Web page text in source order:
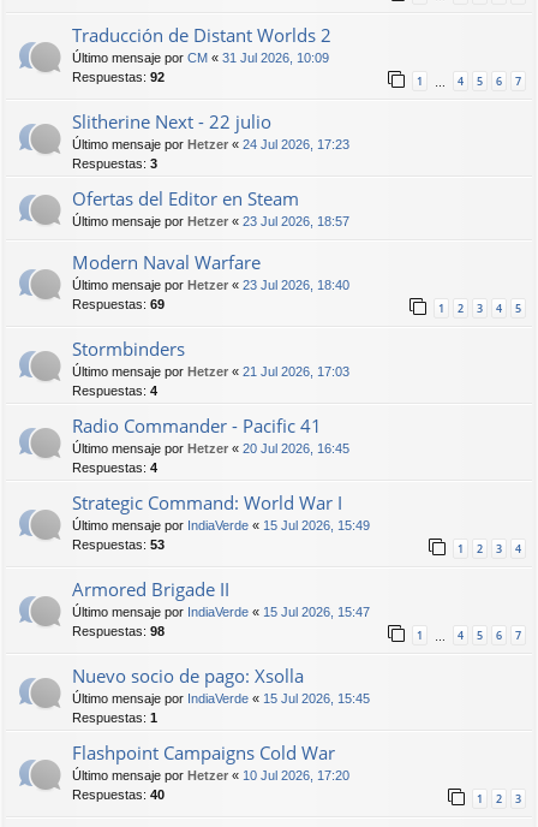
Traducción de Distant Worlds 2
Último mensaje por CM « 31 Jul 2026, 10:09
Respuestas: 92 1 … 4 5 6 7
Slitherine Next - 22 julio
Último mensaje por Hetzer « 24 Jul 2026, 17:23
Respuestas: 3
Ofertas del Editor en Steam
Último mensaje por Hetzer « 23 Jul 2026, 18:57
Modern Naval Warfare
Último mensaje por Hetzer « 23 Jul 2026, 18:40
Respuestas: 69 1 2 3 4 5
Stormbinders
Último mensaje por Hetzer « 21 Jul 2026, 17:03
Respuestas: 4
Radio Commander - Pacific 41
Último mensaje por Hetzer « 20 Jul 2026, 16:45
Respuestas: 4
Strategic Command: World War I
Último mensaje por IndiaVerde « 15 Jul 2026, 15:49
Respuestas: 53 1 2 3 4
Armored Brigade II
Último mensaje por IndiaVerde « 15 Jul 2026, 15:47
Respuestas: 98 1 … 4 5 6 7
Nuevo socio de pago: Xsolla
Último mensaje por IndiaVerde « 15 Jul 2026, 15:45
Respuestas: 1
Flashpoint Campaigns Cold War
Último mensaje por Hetzer « 10 Jul 2026, 17:20
Respuestas: 40 1 2 3